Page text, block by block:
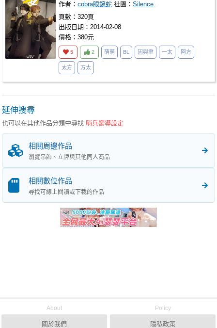
作者：cobra眼鏡蛇 社團：Silence.
頁數：320頁
出版日期：2014-02-08
價格：380元
5 2 萌萌 BL 因與聿 一太 阿方
太方 方太
延伸搜尋
也可以在其他作品分類中尋找 哨兵嚮導設定
相關周邊作品
瀏覽吊飾、立牌與其他同人商品
相關數位作品
尋找可線上閱讀或下載的作品
About
關於我們
Policy
隱私政策